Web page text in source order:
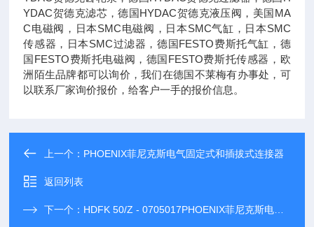
YDAC贺德克滤芯，德国HYDAC贺德克液压阀，美国MA
C电磁阀，日本SMC电磁阀，日本SMC气缸，日本SMC
传感器，日本SMC过滤器，德国FESTO费斯托气缸，德
国FESTO费斯托电磁阀，德国FESTO费斯托传感器，欧
洲陌生品牌都可以询价，我们在德国不莱梅有办事处，可
以联系厂家询价报价，给客户一手的报价信息。
上一个： PHOENIX菲尼克斯电气固定式和插拔式连接器
返回列表
下一个： HDFK 50/Z - 0705017PHOENIX菲尼克斯电气大电流穿墙端子现货